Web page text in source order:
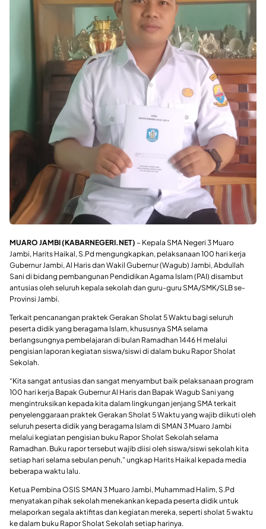
MUARO JAMBI (KABARNEGERI.NET) – Kepala SMA Negeri 3 Muaro
Jambi, Harits Haikal, S.Pd mengungkapkan, pelaksanaan 100 hari kerja
Gubernur Jambi, Al Haris dan Wakil Gubernur (Wagub) Jambi, Abdullah
Sani di bidang pembangunan Pendidikan Agama Islam (PAI) disambut
antusias oleh seluruh kepala sekolah dan guru-guru SMA/SMK/SLB se-
Provinsi Jambi.
Terkait pencanangan praktek Gerakan Sholat 5 Waktu bagi seluruh
peserta didik yang beragama Islam, khususnya SMA selama
berlangsungnya pembelajaran di bulan Ramadhan 1446 H melalui
pengisian laporan kegiatan siswa/siswi di dalam buku Rapor Sholat
Sekolah.
“Kita sangat antusias dan sangat menyambut baik pelaksanaan program
100 hari kerja Bapak Gubernur Al Haris dan Bapak Wagub Sani yang
mengintruksikan kepada kita dalam lingkungan jenjang SMA terkait
penyelenggaraan praktek Gerakan Sholat 5 Waktu yang wajib diikuti oleh
seluruh peserta didik yang beragama Islam di SMAN 3 Muaro Jambi
melalui kegiatan pengisian buku Rapor Sholat Sekolah selama
Ramadhan. Buku rapor tersebut wajib diisi oleh siswa/siswi sekolah kita
setiap hari selama sebulan penuh,” ungkap Harits Haikal kepada media
beberapa waktu lalu.
Ketua Pembina OSIS SMAN 3 Muaro Jambi, Muhammad Halim, S.Pd
menyatakan pihak sekolah menekankan kepada peserta didik untuk
melaporkan segala aktifitas dan kegiatan mereka, seperti sholat 5 waktu
ke dalam buku Rapor Sholat Sekolah setiap harinya.